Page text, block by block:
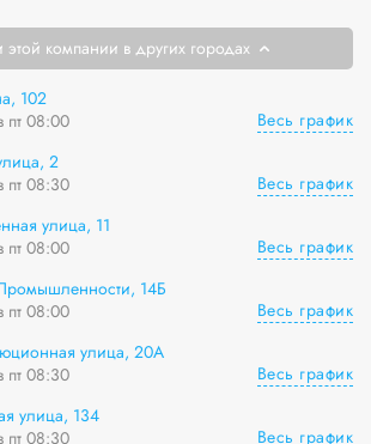
компании в других городах
102
пт 08:00
Весь график
2
пт 08:30
Весь график
улица, 11
пт 08:00
Весь график
14Б
пт 08:00
Весь график
улица, 20А
пт 08:30
Весь график
улица, 134
пт 08:30 Весь график